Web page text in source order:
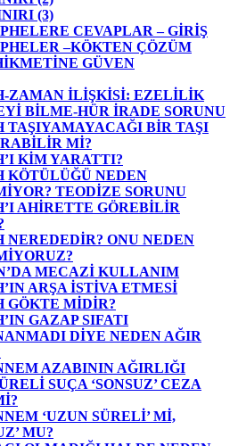
(3)
CEVAPLAR – GİRİŞ
–KÖKTEN ÇÖZÜM
GÜVEN
ZAMAN İLİŞKİSİ: EZELİLİK
BİLME-HÜR İRADE SORUNU
TAŞIYAMAYACAĞI BİR TAŞI
Mİ?
KİM YARATTI?
KÖTÜLÜĞÜ NEDEN
TEODİZE SORUNU
AHİRETTE GÖREBİLİR
NEREDEDİR? ONU NEDEN
MECAZİ KULLANIM
ARŞA İSTİVA ETMESİ
GÖKTE MİDİR?
GAZAP SIFATI
DİYE NEDEN AĞIR
AZABININ AĞIRLIĞI
SUÇA ‘SONSUZ’ CEZA
‘UZUN SÜRELİ’ Mİ,
MU?